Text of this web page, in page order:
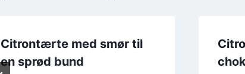
Citrontærte med smør til
en sprød bund